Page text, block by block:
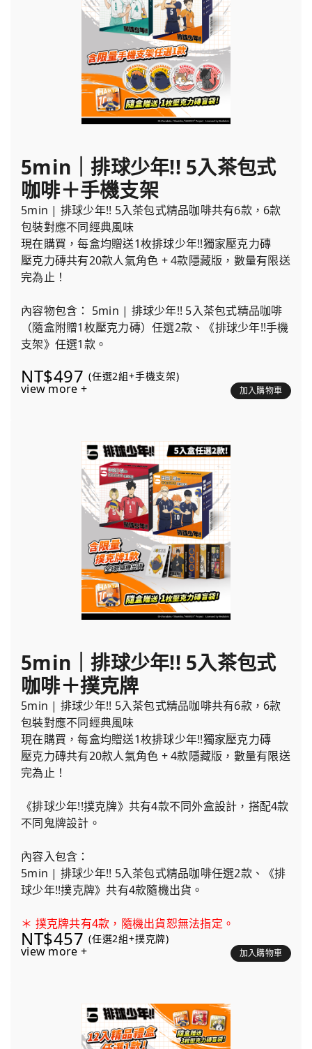
5min｜排球少年!! 5入茶包式
咖啡＋手機支架
5min | 排球少年!! 5入茶包式精品咖啡共有6款，6款
包裝對應不同經典風味
現在購買，每盒均贈送1枚排球少年!!獨家壓克力磚
壓克力磚共有20款人氣角色 + 4款隱藏版，數量有限送
完為止！
內容物包含： 5min | 排球少年!! 5入茶包式精品咖啡
（隨盒附贈1枚壓克力磚）任選2款、《排球少年!!手機
支架》任選1款。
NT$497 (任選2組+手機支架)
view more + 加入購物車
5min｜排球少年!! 5入茶包式
咖啡＋撲克牌
5min | 排球少年!! 5入茶包式精品咖啡共有6款，6款
包裝對應不同經典風味
現在購買，每盒均贈送1枚排球少年!!獨家壓克力磚
壓克力磚共有20款人氣角色 + 4款隱藏版，數量有限送
完為止！
《排球少年!!撲克牌》共有4款不同外盒設計，搭配4款
不同鬼牌設計。
內容入包含：
5min | 排球少年!! 5入茶包式精品咖啡任選2款、《排
球少年!!撲克牌》共有4款隨機出貨。
＊ 撲克牌共有4款，隨機出貨恕無法指定。
NT$457 (任選2組+撲克牌)
view more + 加入購物車